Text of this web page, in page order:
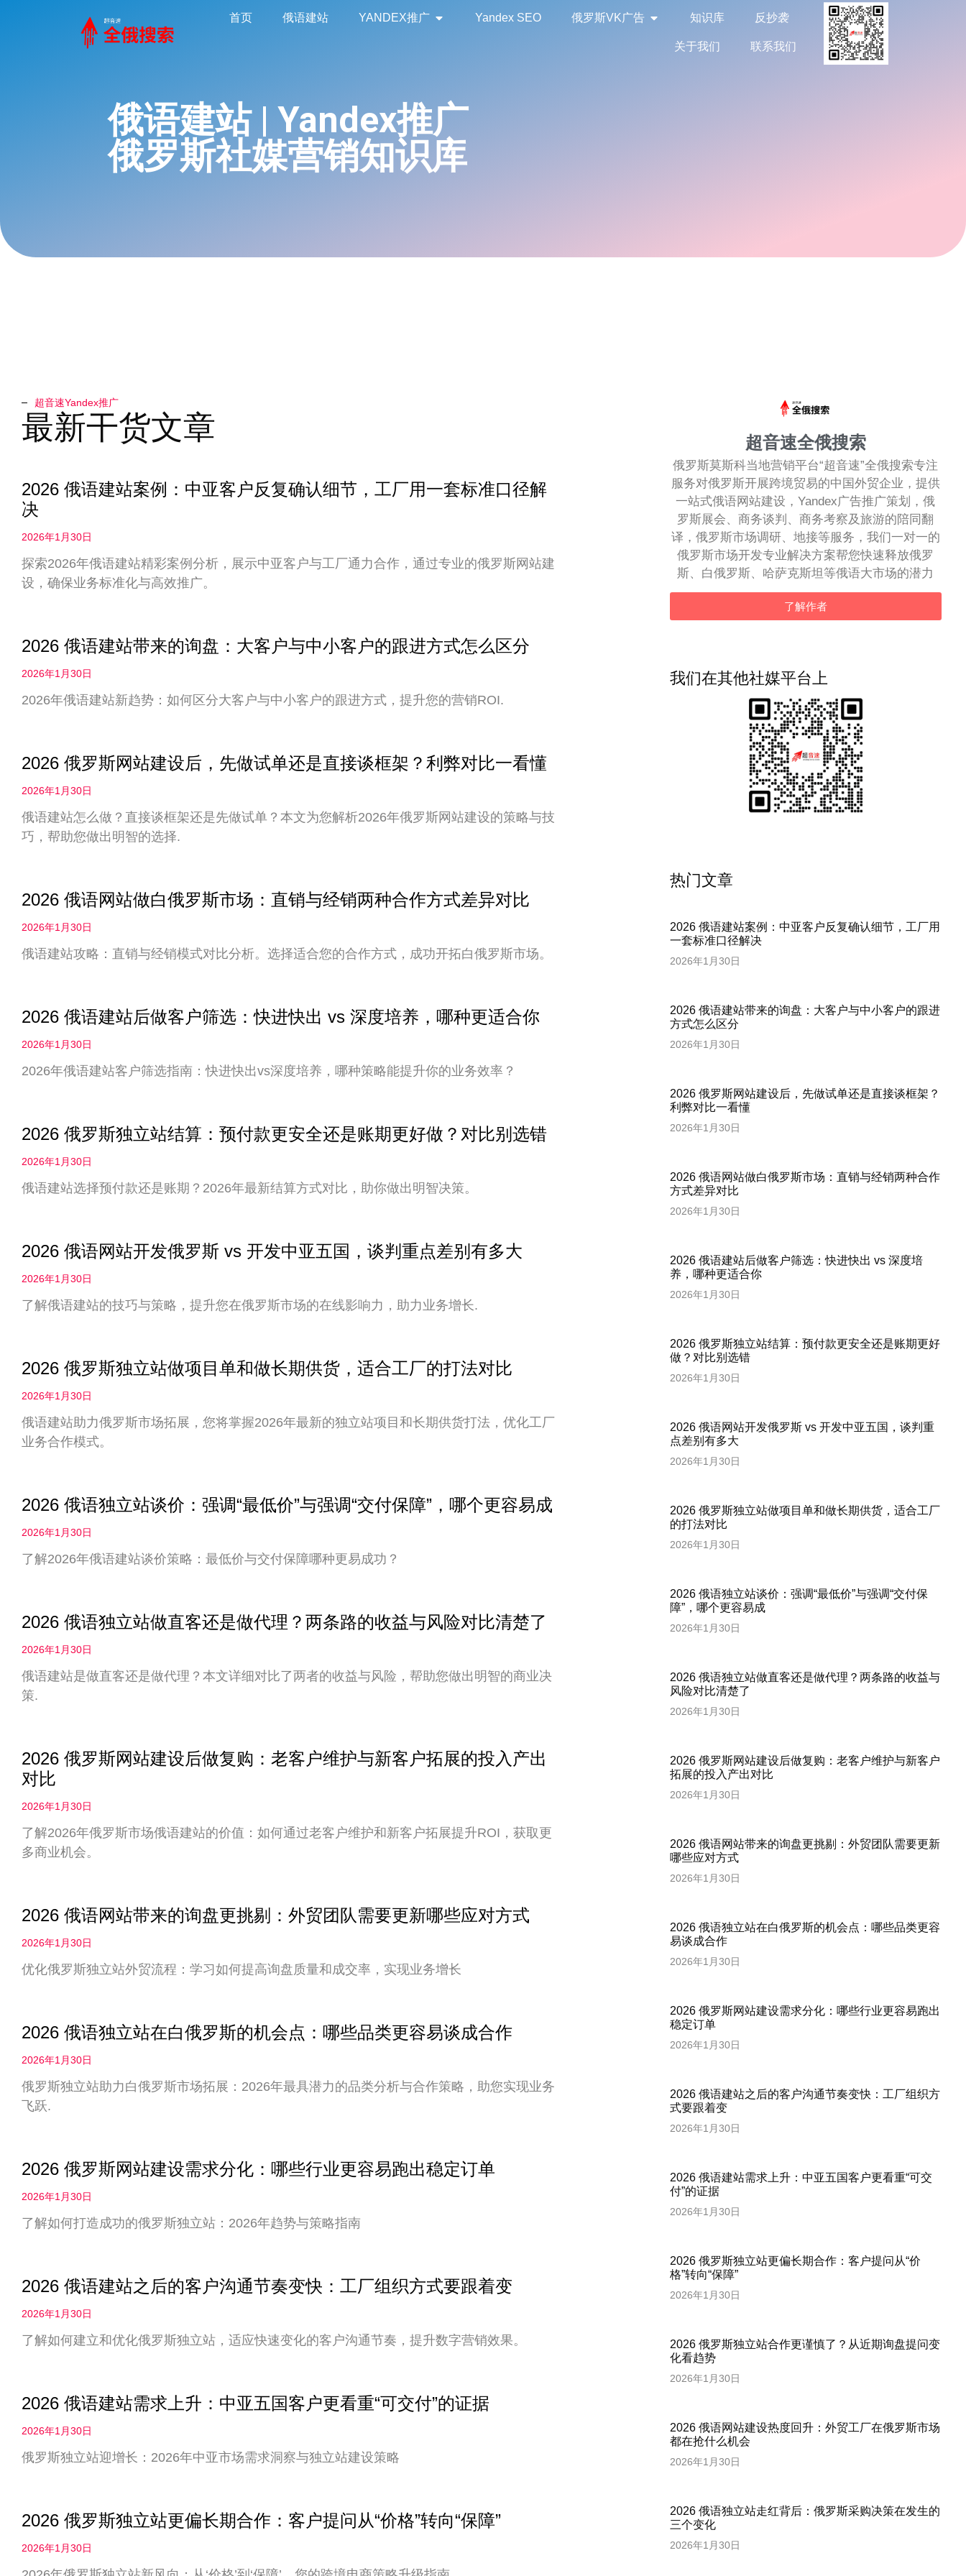
首页 俄语建站 YANDEX推广 Yandex SEO 俄罗斯VK广告 知识库 反抄袭
关于我们 联系我们
俄语建站 | Yandex推广
俄罗斯社媒营销知识库
超音速Yandex推广​
最新干货文章
2026 俄语建站案例：中亚客户反复确认细节，工厂用一套标准口径解
决
2026年1月30日
探索2026年俄语建站精彩案例分析，展示中亚客户与工厂通力合作，通过专业的俄罗斯网站建
设，确保业务标准化与高效推广。
2026 俄语建站带来的询盘：大客户与中小客户的跟进方式怎么区分
2026年1月30日
2026年俄语建站新趋势：如何区分大客户与中小客户的跟进方式，提升您的营销ROI.
2026 俄罗斯网站建设后，先做试单还是直接谈框架？利弊对比一看懂
2026年1月30日
俄语建站怎么做？直接谈框架还是先做试单？本文为您解析2026年俄罗斯网站建设的策略与技
巧，帮助您做出明智的选择.
2026 俄语网站做白俄罗斯市场：直销与经销两种合作方式差异对比
2026年1月30日
俄语建站攻略：直销与经销模式对比分析。选择适合您的合作方式，成功开拓白俄罗斯市场。
2026 俄语建站后做客户筛选：快进快出 vs 深度培养，哪种更适合你
2026年1月30日
2026年俄语建站客户筛选指南：快进快出vs深度培养，哪种策略能提升你的业务效率？
2026 俄罗斯独立站结算：预付款更安全还是账期更好做？对比别选错
2026年1月30日
俄语建站选择预付款还是账期？2026年最新结算方式对比，助你做出明智决策。
2026 俄语网站开发俄罗斯 vs 开发中亚五国，谈判重点差别有多大
2026年1月30日
了解俄语建站的技巧与策略，提升您在俄罗斯市场的在线影响力，助力业务增长.
2026 俄罗斯独立站做项目单和做长期供货，适合工厂的打法对比
2026年1月30日
俄语建站助力俄罗斯市场拓展，您将掌握2026年最新的独立站项目和长期供货打法，优化工厂
业务合作模式。
2026 俄语独立站谈价：强调“最低价”与强调“交付保障”，哪个更容易成
2026年1月30日
了解2026年俄语建站谈价策略：最低价与交付保障哪种更易成功？
2026 俄语独立站做直客还是做代理？两条路的收益与风险对比清楚了
2026年1月30日
俄语建站是做直客还是做代理？本文详细对比了两者的收益与风险，帮助您做出明智的商业决
策.
2026 俄罗斯网站建设后做复购：老客户维护与新客户拓展的投入产出
对比
2026年1月30日
了解2026年俄罗斯市场俄语建站的价值：如何通过老客户维护和新客户拓展提升ROI，获取更
多商业机会。
2026 俄语网站带来的询盘更挑剔：外贸团队需要更新哪些应对方式
2026年1月30日
优化俄罗斯独立站外贸流程：学习如何提高询盘质量和成交率，实现业务增长
2026 俄语独立站在白俄罗斯的机会点：哪些品类更容易谈成合作
2026年1月30日
俄罗斯独立站助力白俄罗斯市场拓展：2026年最具潜力的品类分析与合作策略，助您实现业务
飞跃.
2026 俄罗斯网站建设需求分化：哪些行业更容易跑出稳定订单
2026年1月30日
了解如何打造成功的俄罗斯独立站：2026年趋势与策略指南
2026 俄语建站之后的客户沟通节奏变快：工厂组织方式要跟着变
2026年1月30日
了解如何建立和优化俄罗斯独立站，适应快速变化的客户沟通节奏，提升数字营销效果。
2026 俄语建站需求上升：中亚五国客户更看重“可交付”的证据
2026年1月30日
俄罗斯独立站迎增长：2026年中亚市场需求洞察与独立站建设策略
2026 俄罗斯独立站更偏长期合作：客户提问从“价格”转向“保障”
2026年1月30日
超音速全俄搜索
俄罗斯莫斯科当地营销平台“超音速”全俄搜索专注
服务对俄罗斯开展跨境贸易的中国外贸企业，提供
一站式俄语网站建设，Yandex广告推广策划，俄
罗斯展会、商务谈判、商务考察及旅游的陪同翻
译，俄罗斯市场调研、地接等服务，我们一对一的
俄罗斯市场开发专业解决方案帮您快速释放俄罗
斯、白俄罗斯、哈萨克斯坦等俄语大市场的潜力
了解作者
我们在其他社媒平台上
热门文章
2026 俄语建站案例：中亚客户反复确认细节，工厂用
一套标准口径解决
2026年1月30日
2026 俄语建站带来的询盘：大客户与中小客户的跟进
方式怎么区分
2026年1月30日
2026 俄罗斯网站建设后，先做试单还是直接谈框架？
利弊对比一看懂
2026年1月30日
2026 俄语网站做白俄罗斯市场：直销与经销两种合作
方式差异对比
2026年1月30日
2026 俄语建站后做客户筛选：快进快出 vs 深度培
养，哪种更适合你
2026年1月30日
2026 俄罗斯独立站结算：预付款更安全还是账期更好
做？对比别选错
2026年1月30日
2026 俄语网站开发俄罗斯 vs 开发中亚五国，谈判重
点差别有多大
2026年1月30日
2026 俄罗斯独立站做项目单和做长期供货，适合工厂
的打法对比
2026年1月30日
2026 俄语独立站谈价：强调“最低价”与强调“交付保
障”，哪个更容易成
2026年1月30日
2026 俄语独立站做直客还是做代理？两条路的收益与
风险对比清楚了
2026年1月30日
2026 俄罗斯网站建设后做复购：老客户维护与新客户
拓展的投入产出对比
2026年1月30日
2026 俄语网站带来的询盘更挑剔：外贸团队需要更新
哪些应对方式
2026年1月30日
2026 俄语独立站在白俄罗斯的机会点：哪些品类更容
易谈成合作
2026年1月30日
2026 俄罗斯网站建设需求分化：哪些行业更容易跑出
稳定订单
2026年1月30日
2026 俄语建站之后的客户沟通节奏变快：工厂组织方
式要跟着变
2026年1月30日
2026 俄语建站需求上升：中亚五国客户更看重“可交
付”的证据
2026年1月30日
2026 俄罗斯独立站更偏长期合作：客户提问从“价
格”转向“保障”
2026年1月30日
2026 俄罗斯独立站合作更谨慎了？从近期询盘提问变
化看趋势
2026年1月30日
2026 俄语网站建设热度回升：外贸工厂在俄罗斯市场
都在抢什么机会
2026年1月30日
2026 俄语独立站走红背后：俄罗斯采购决策在发生的
三个变化
2026年1月30日